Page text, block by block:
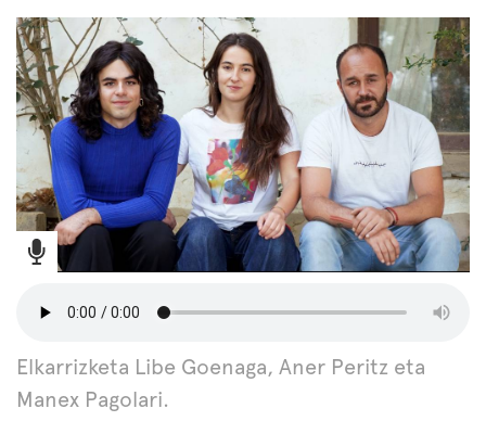
Elkarrizketa Libe Goenaga, Aner Peritz eta
Manex Pagolari.